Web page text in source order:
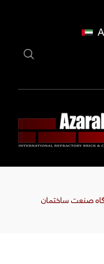
صنعت ساختمان